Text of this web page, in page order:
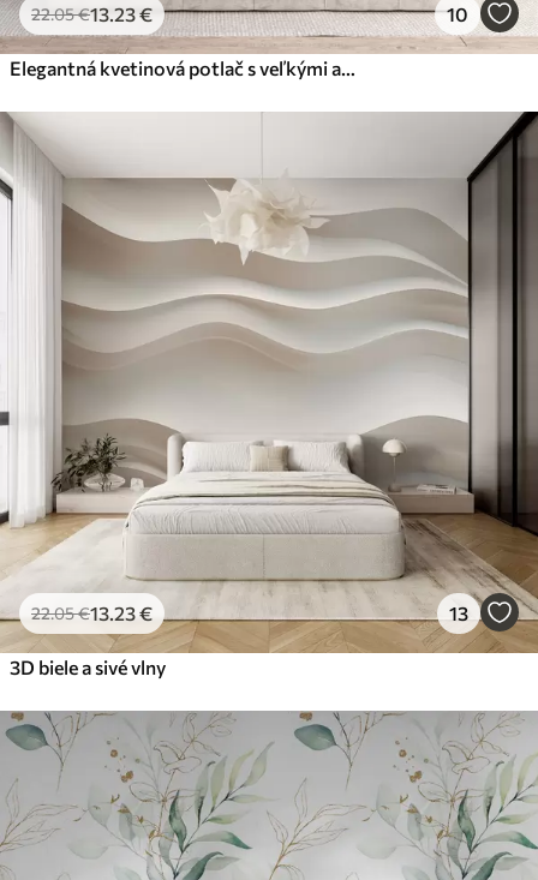
22.05€13 .23€ 10
22.05€13 .23€ 13
3D biele a sivé vlny